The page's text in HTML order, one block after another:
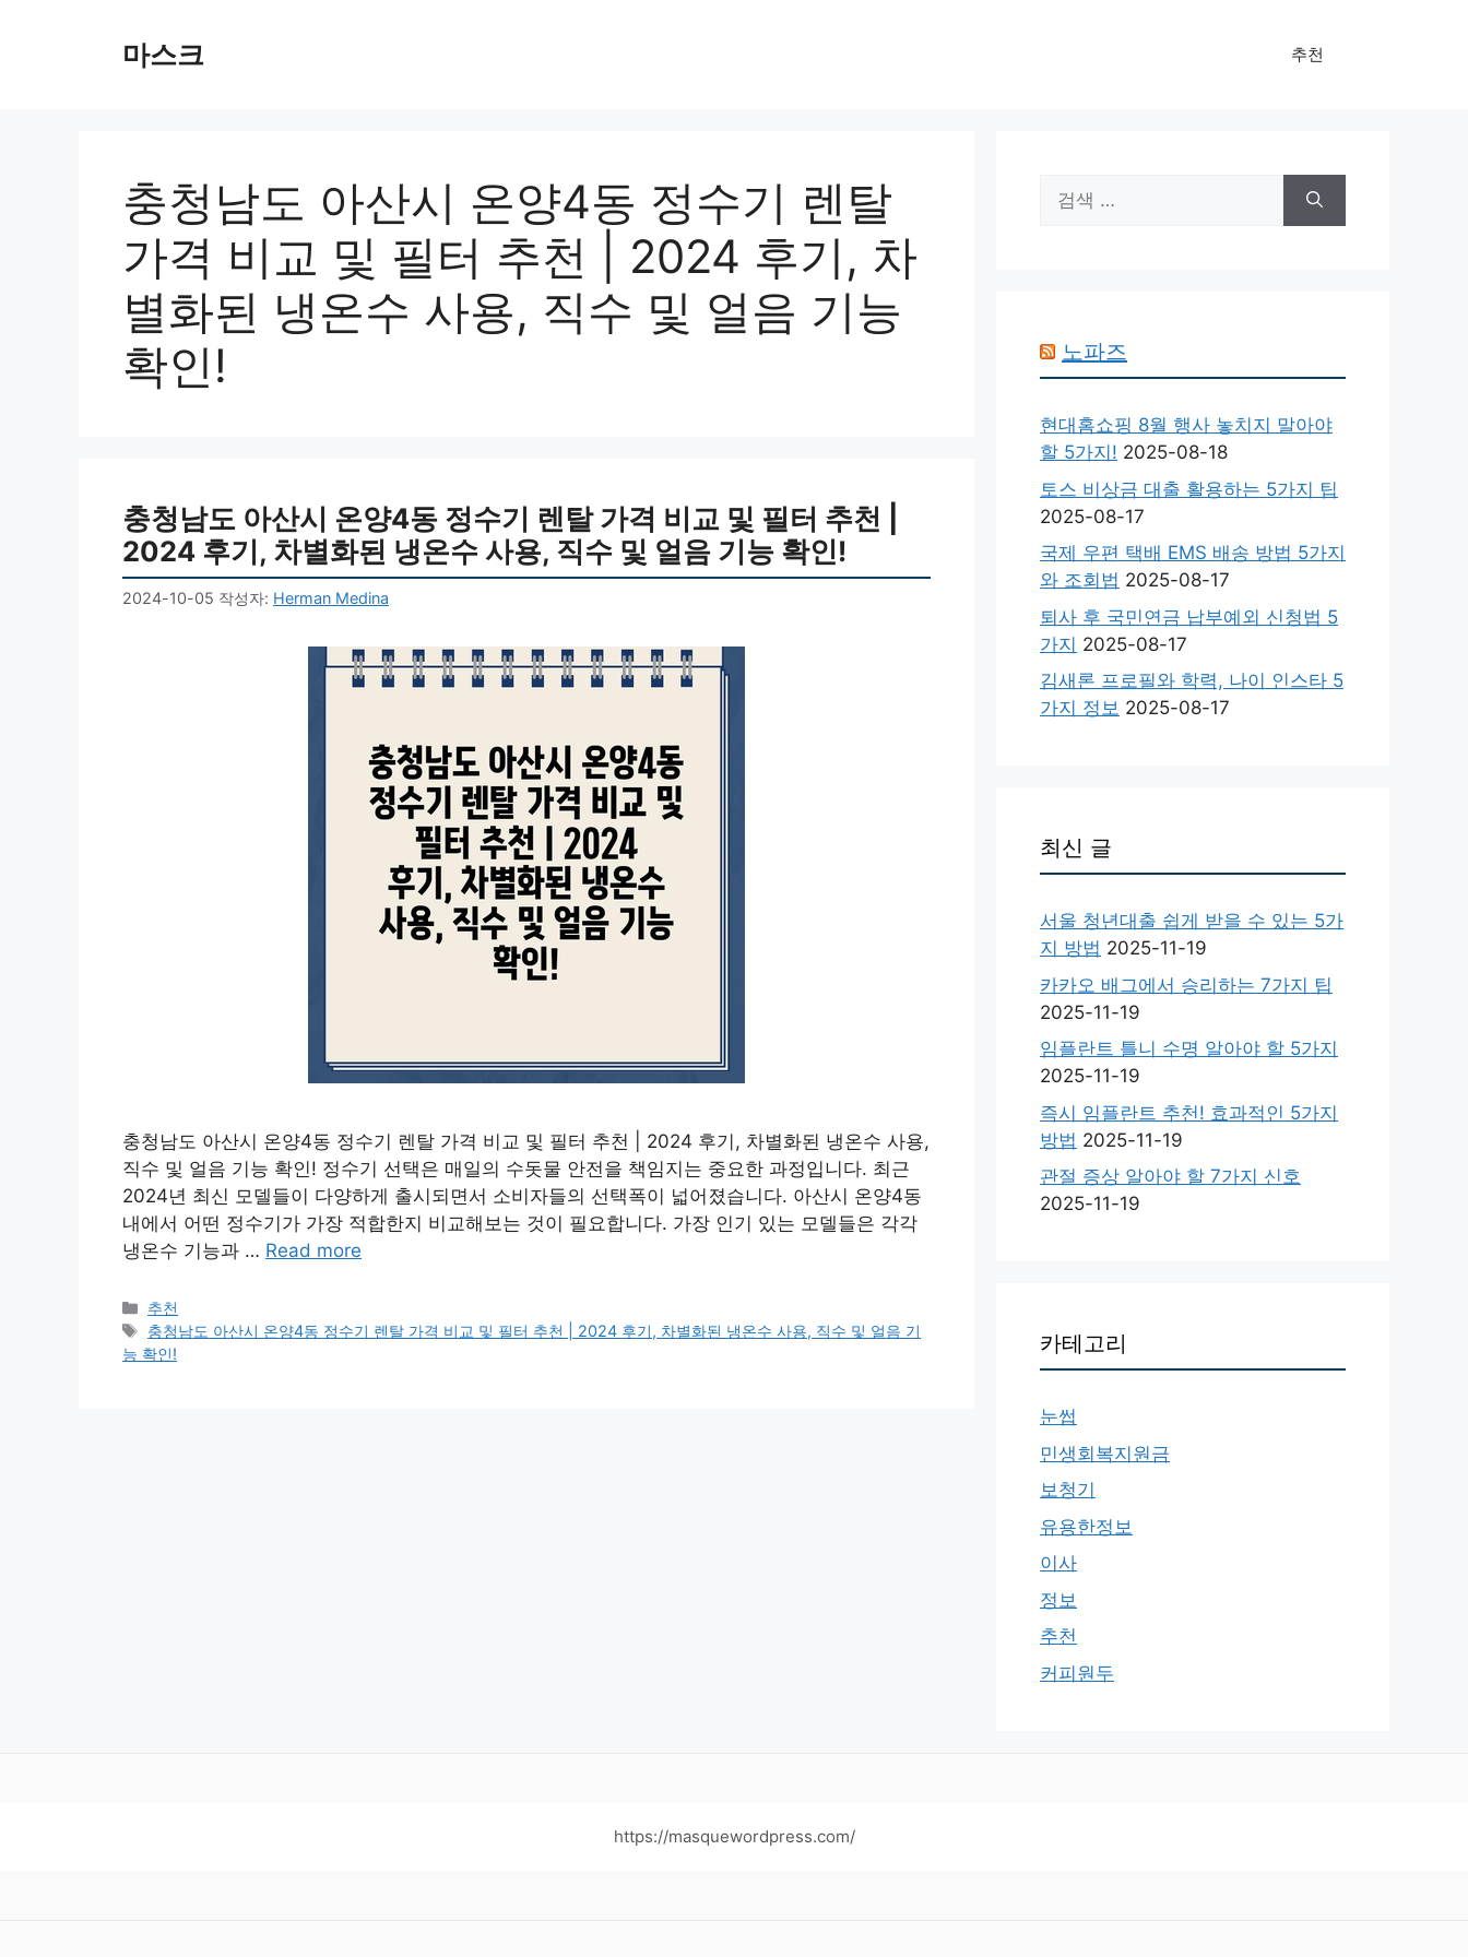
마스크 추천
충청남도 아산시 온양4동 정수기 렌탈
가격 비교 및 필터 추천 | 2024 후기, 차
별화된 냉온수 사용, 직수 및 얼음 기능
확인!
충청남도 아산시 온양4동 정수기 렌탈 가격 비교 및 필터 추천 |
2024 후기, 차별화된 냉온수 사용, 직수 및 얼음 기능 확인!
2024-10-05 작성자: Herman Medina
충청남도 아산시 온양4동 정수기 렌탈 가격 비교 및 필터 추천 | 2024 후기, 차별화된 냉온수 사용,
직수 및 얼음 기능 확인! 정수기 선택은 매일의 수돗물 안전을 책임지는 중요한 과정입니다. 최근
2024년 최신 모델들이 다양하게 출시되면서 소비자들의 선택폭이 넓어졌습니다. 아산시 온양4동
내에서 어떤 정수기가 가장 적합한지 비교해보는 것이 필요합니다. 가장 인기 있는 모델들은 각각
냉온수 기능과 … Read more
카
테
고
추천
태
그
충청남도 아산시 온양4동 정수기 렌탈 가격 비교 및 필터 추천 | 2024 후기, 차별화된 냉온수 사용, 직수 및 얼음 기
능 확인!
색:
노파즈
현대홈쇼핑 8월 행사 놓치지 말아야
할 5가지! 2025-08-18
토스 비상금 대출 활용하는 5가지 팁
2025-08-17
국제 우편 택배 EMS 배송 방법 5가지
와 조회법 2025-08-17
퇴사 후 국민연금 납부예외 신청법 5
가지 2025-08-17
김새론 프로필와 학력, 나이 인스타 5
가지 정보 2025-08-17
최신 글
서울 청년대출 쉽게 받을 수 있는 5가
지 방법 2025-11-19
카카오 배그에서 승리하는 7가지 팁
2025-11-19
임플란트 틀니 수명 알아야 할 5가지
2025-11-19
즉시 임플란트 추천! 효과적인 5가지
방법 2025-11-19
관절 증상 알아야 할 7가지 신호
2025-11-19
카테고리
눈썹
민생회복지원금
보청기
유용한정보
이사
정보
추천
커피원두
https://masquewordpress.com/